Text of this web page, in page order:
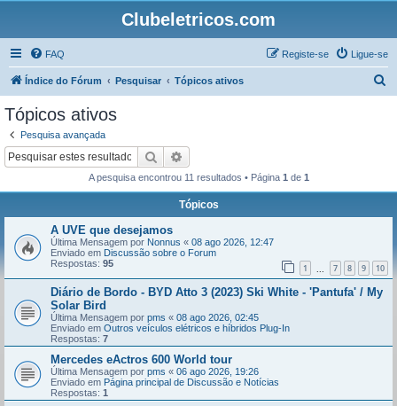
Clubeletricos.com
FAQ Ligue-se
Registe-se
Índice do Fórum Pesquisar Tópicos ativos
Tópicos ativos
Pesquisa avançada
Pesquisar
A pesquisa encontrou 11 resultados • Página 1 de 1
Tópicos
A UVE que desejamos
Última Mensagem por Nonnus « 08 ago 2026, 12:47
Enviado em Discussão sobre o Forum
Respostas: 95 1 7 8 9 10
Diário de Bordo - BYD Atto 3 (2023) Ski White - 'Pantufa' / My
Solar Bird
Última Mensagem por pms « 08 ago 2026, 02:45
Enviado em Outros veículos elétricos e híbridos Plug-In
Respostas: 7
Mercedes eActros 600 World tour
Última Mensagem por pms « 06 ago 2026, 19:26
Enviado em Página principal de Discussão e Notícias
Respostas: 1